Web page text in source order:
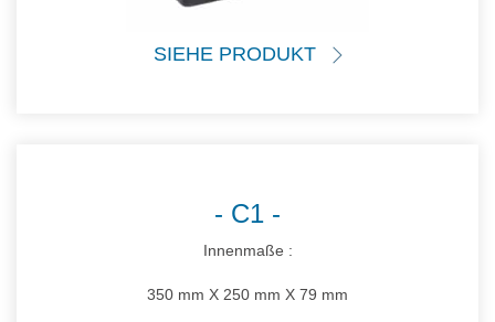
SIEHE PRODUKT
C1
Innenmaße :
350 mm X 250 mm X 79 mm